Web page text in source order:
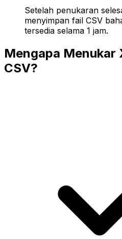
Setelah penukaran
menyimpan fail CSV
tersedia selama 1 jam.
Mengapa Menukar
CSV?